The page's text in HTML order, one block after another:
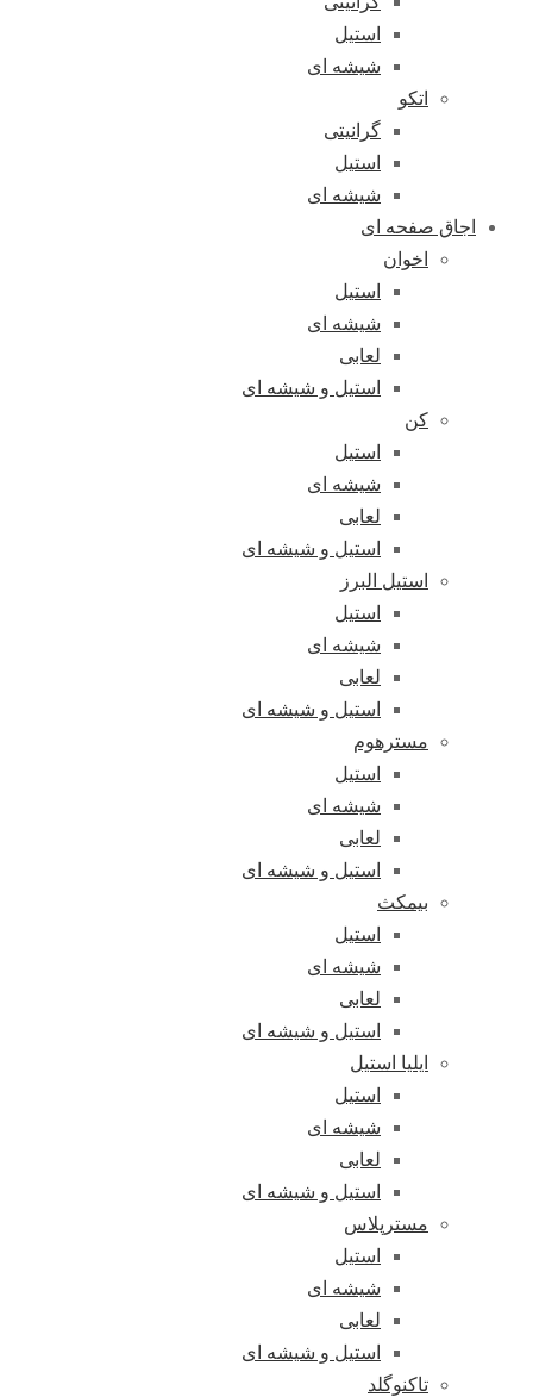
استیل
شیشه ای
اتکو
گرانیتی
استیل
شیشه ای
اجاق صفحه ای
اخوان
استیل
شیشه ای
لعابی
استیل و شیشه ای
کن
استیل
شیشه ای
لعابی
استیل و شیشه ای
استیل البرز
استیل
شیشه ای
لعابی
استیل و شیشه ای
مسترهوم
استیل
شیشه ای
لعابی
استیل و شیشه ای
بیمکث
استیل
شیشه ای
لعابی
استیل و شیشه ای
ایلیا استیل
استیل
شیشه ای
لعابی
استیل و شیشه ای
مسترپلاس
استیل
شیشه ای
لعابی
استیل و شیشه ای
تاکنوگلد